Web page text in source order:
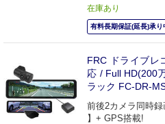
在庫あり
有料長期保証(延長)承り
FRC ドライブレ
応 / Full HD(200
ラック FC-DR-
前後2カメラ同時
】+ GPS搭載!